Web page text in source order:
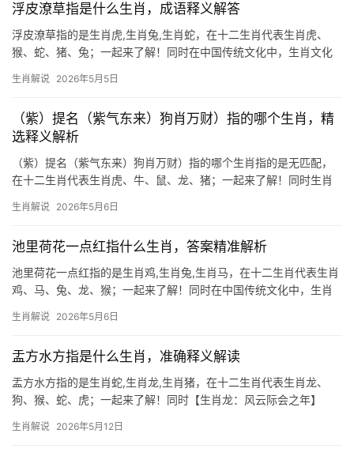
浮皮潦草指是什么生肖，成语释义解答
浮皮潦草指的是生肖虎,生肖兔,生肖蛇，在十二生肖代表生肖虎、
猴、蛇、猪、兔；一起来了解！同时在中国传统文化中，生肖文化
走向，我们将深入探讨三个生肖的运势解读,帮助大家更好地了解自
生肖解说 2026年5月5日
（紫）提名（紫气东来）狗肖万财）指的哪个生肖，精
选释义解析
（紫）提名（紫气东来）狗肖万财）指的哪个生肖指的是无匹配，
在十二生肖代表生肖虎、牛、鼠、龙、猪；一起来了解！同时生肖
瑞，而“狗肖万财”则暗指生肖狗与财富的紧密关联，狗年出生者天生
生肖解说 2026年5月6日
池里荷花一点红指什么生肖，答案精准解析
池里荷花一点红指的是生肖鸡,生肖兔,生肖马，在十二生肖代表生肖
鸡、马、兔、龙、猴；一起来了解！同时在中国传统文化中，生肖
解读为生肖生肖鸡的象征——荷花丛中一点红，恰似鸡冠的鲜艳夺
生肖解说 2026年5月6日
盂方水方指是什么生肖，准确释义解读
盂方水方指的是生肖蛇,生肖龙,生肖猪，在十二生肖代表生肖龙、
狗、猴、蛇、虎；一起来了解！同时【生肖龙：风云际会之年】
岁至51岁者易遇贵人提携，尤其下半年【文昌塔】置于办公桌东南
生肖解说 2026年5月12日